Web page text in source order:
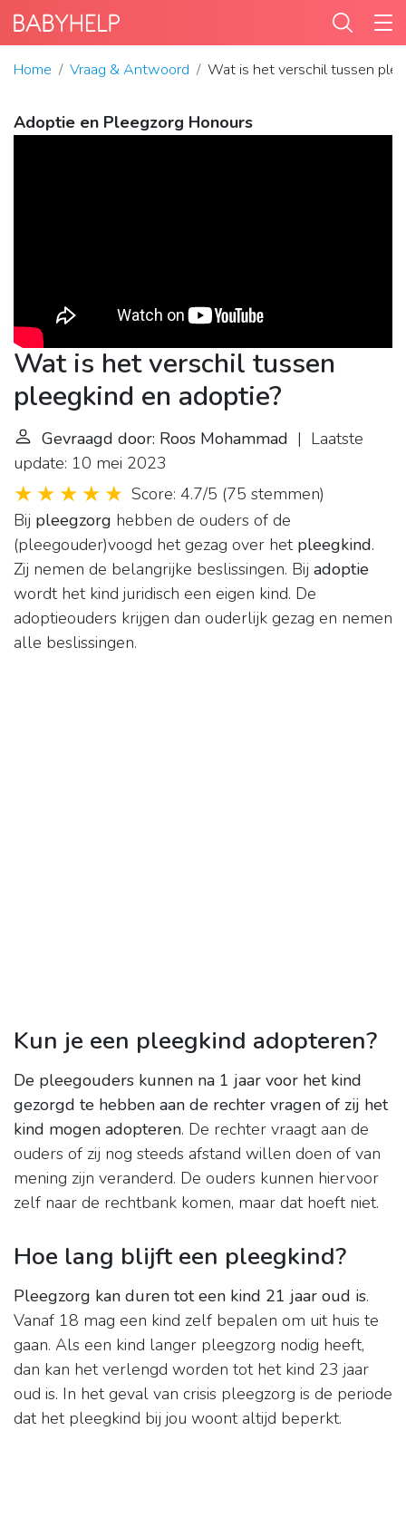
Home Vraag & Antwoord Wat is het verschil tussen
Adoptie en Pleegzorg Honours
Wat is het verschil tussen
pleegkind en adoptie?
Gevraagd door: Roos Mohammad | Laatste
update: 10 mei 2023
Score: 4.7/5 (75 stemmen)
Bij pleegzorg hebben de ouders of de
(pleegouder)voogd het gezag over het pleegkind.
Zij nemen de belangrijke beslissingen. Bij adoptie
wordt het kind juridisch een eigen kind. De
adoptieouders krijgen dan ouderlijk gezag en nemen
alle beslissingen.
Kun je een pleegkind adopteren?
De pleegouders kunnen na 1 jaar voor het kind
gezorgd te hebben aan de rechter vragen of zij het
kind mogen adopteren. De rechter vraagt aan de
ouders of zij nog steeds afstand willen doen of van
mening zijn veranderd. De ouders kunnen hiervoor
zelf naar de rechtbank komen, maar dat hoeft niet.
Hoe lang blijft een pleegkind?
Pleegzorg kan duren tot een kind 21 jaar oud is.
Vanaf 18 mag een kind zelf bepalen om uit huis te
gaan. Als een kind langer pleegzorg nodig heeft,
dan kan het verlengd worden tot het kind 23 jaar
oud is. In het geval van crisis pleegzorg is de periode
dat het pleegkind bij jou woont altijd beperkt.